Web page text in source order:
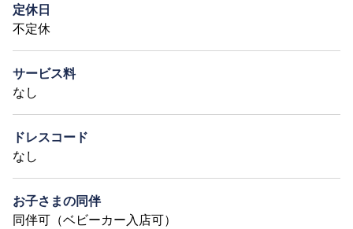
定休日
不定休
サービス料
なし
ドレスコード
なし
お子さまの同伴
同伴可（ベビーカー入店可）